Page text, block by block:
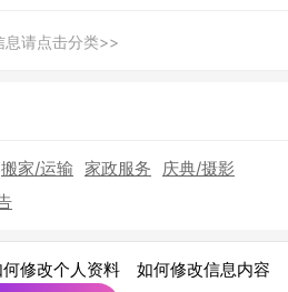
息请点击分类>>
搬家/运输 家政服务
庆典/摄影
修改个人资料 如何修改信息内容